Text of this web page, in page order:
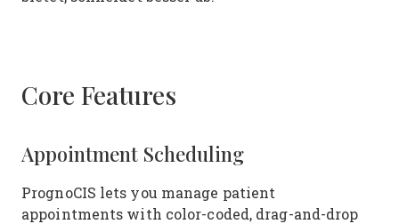
Core Features
Appointment Scheduling
PrognoCIS lets you manage patient
appointments with color-coded, drag-and-drop